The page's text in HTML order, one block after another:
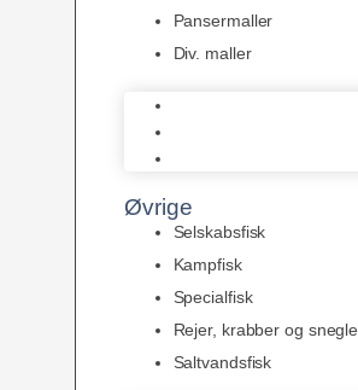
Pansermaller
Div. maller
Øvrige
Selskabsfisk
Kampfisk
Specialfisk
Rejer, krabber og snegle
Saltvandsfisk